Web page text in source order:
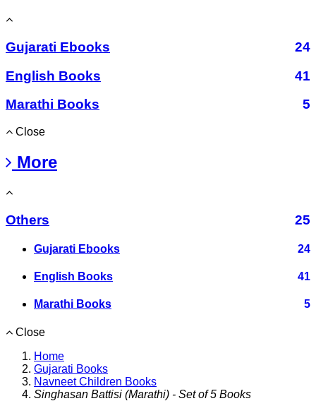
Gujarati Ebooks
24
English Books
41
Marathi Books
5
Close
More
Others 25
Gujarati Ebooks 24
English Books 41
Marathi Books 5
Close
Home
Gujarati Books
Navneet Children Books
Singhasan Battisi (Marathi) - Set of 5 Books